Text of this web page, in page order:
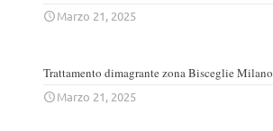
Marzo 21, 2025
Trattamento dimagrante zona Bisceglie Milano
Marzo 21, 2025